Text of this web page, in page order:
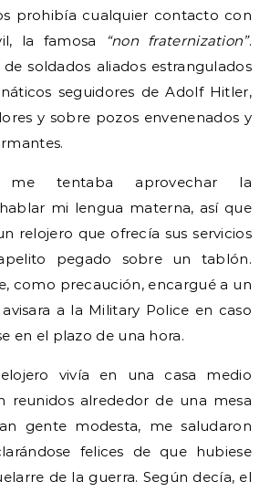
prohibía cualquier contacto con
la famosa
“non fraternization”.
soldados aliados estrangulados
seguidores de Adolf Hitler,
y sobre pozos envenenados y
me tentaba aprovechar la
mi lengua materna, así que
relojero que ofrecía sus servicios
pegado sobre un tablón.
como precaución, encargué a un
a la Military Police en caso
en el plazo de una hora.
vivía en una casa medio
reunidos alrededor de una mesa
gente modesta, me saludaron
felices de que hubiese
de la guerra. Según decía, el